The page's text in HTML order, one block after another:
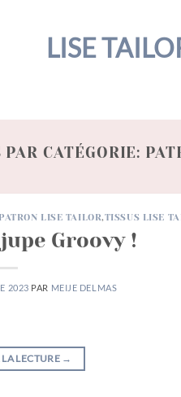
LISE
PAR CATÉGORIE:
PATRON LISE TAILOR,TISSUS LISE
Groovy !
2023 PAR MEIJE DELMAS
LECTURE →